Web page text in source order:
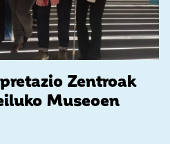
Zentroak
Museoen